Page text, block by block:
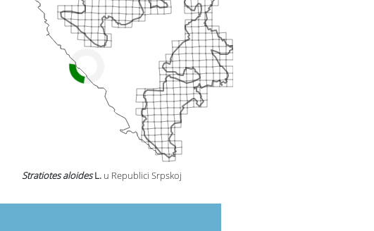
Stratiotes aloidesL. u Republici Srpskoj